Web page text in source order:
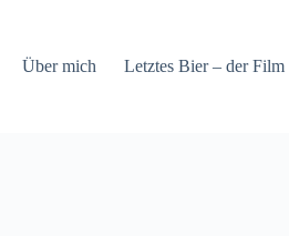
Über mich Letztes Bier – der Film